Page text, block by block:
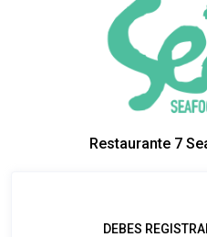
Restaurante 7
DEBES